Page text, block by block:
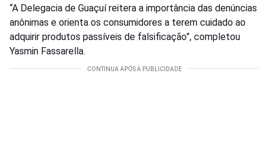
“A Delegacia de Guaçuí reitera a importância das denúncias
anônimas e orienta os consumidores a terem cuidado ao
adquirir produtos passíveis de falsificação”, completou
Yasmin Fassarella.